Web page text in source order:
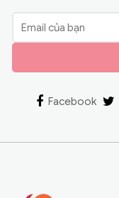
Facebook